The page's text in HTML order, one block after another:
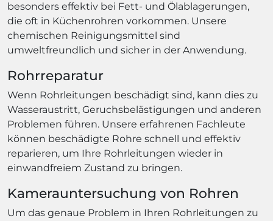
besonders effektiv bei Fett- und Ölablagerungen,
die oft in Küchenrohren vorkommen. Unsere
chemischen Reinigungsmittel sind
umweltfreundlich und sicher in der Anwendung.
Rohrreparatur
Wenn Rohrleitungen beschädigt sind, kann dies zu
Wasseraustritt, Geruchsbelästigungen und anderen
Problemen führen. Unsere erfahrenen Fachleute
können beschädigte Rohre schnell und effektiv
reparieren, um Ihre Rohrleitungen wieder in
einwandfreiem Zustand zu bringen.
Kamerauntersuchung von Rohren
Um das genaue Problem in Ihren Rohrleitungen zu